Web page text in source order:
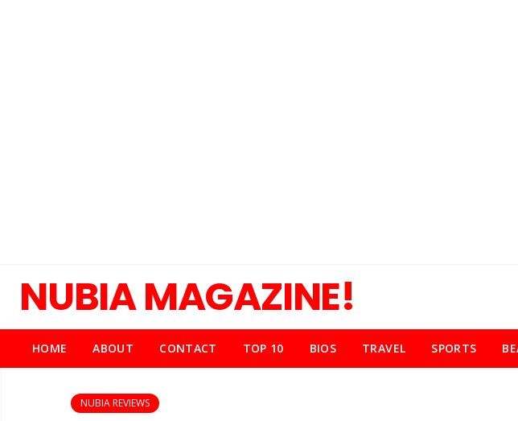
NUBIA MAGAZINE!
HOME ABOUT CONTACT TOP 10 BIOS TRAVEL SPORTS
NUBIA REVIEWS